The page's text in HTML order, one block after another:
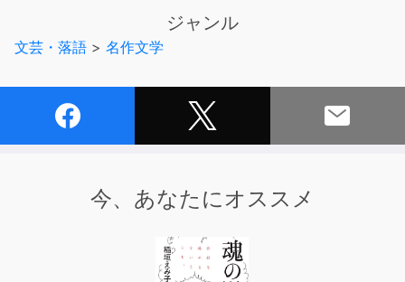
ジャンル
文芸・落語 > 名作文学
今、あなたにオススメ